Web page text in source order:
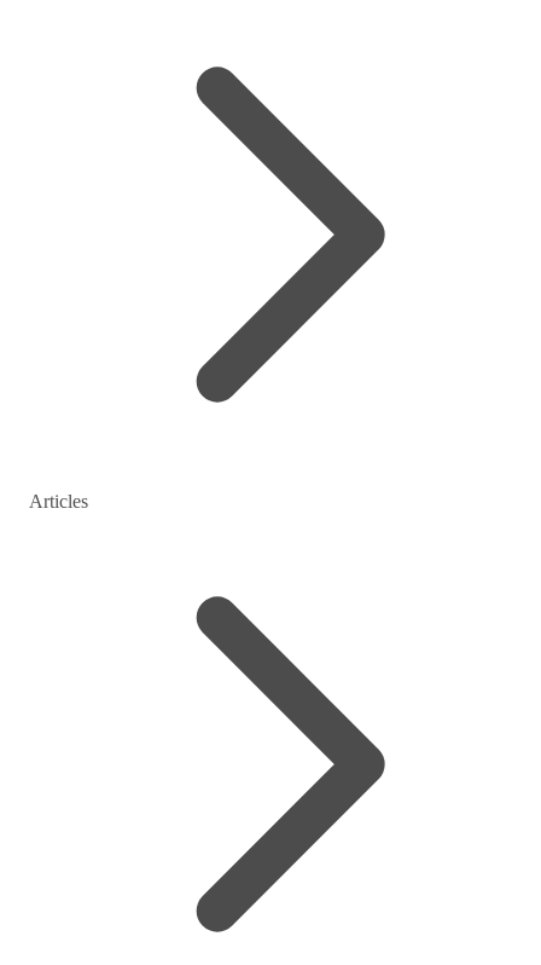
Articles